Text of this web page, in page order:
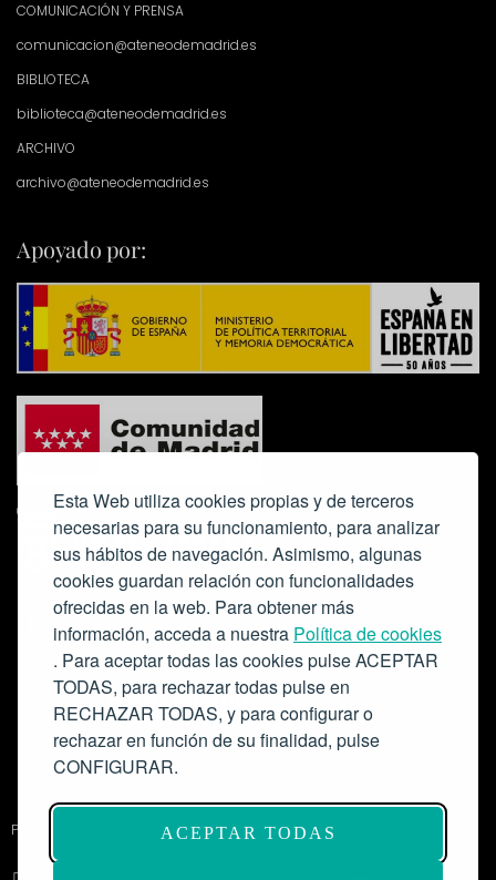
Esta Web utiliza cookies propias y de terceros
necesarias para su funcionamiento, para analizar
sus hábitos de navegación. Asimismo, algunas
cookies guardan relación con funcionalidades
ofrecidas en la web. Para obtener más
información, acceda a nuestra Política de cookies
. Para aceptar todas las cookies pulse ACEPTAR
TODAS, para rechazar todas pulse en
RECHAZAR TODAS, y para configurar o
rechazar en función de su finalidad, pulse
CONFIGURAR.
ACEPTAR TODAS
COMUNICACIÓN Y PRENSA
comunicacion@ateneodemadrid.es
BIBLIOTECA
biblioteca@ateneodemadrid.es
ARCHIVO
archivo@ateneodemadrid.es
Apoyado por:
Colabora:
Proyecto de modernización de infraestructuras y digitalización del
Salón de Actos del Ateneo de Madrid como espacio escénico-musical.